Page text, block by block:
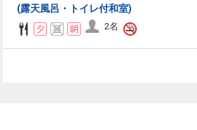
(露天風呂・トイレ付和室)
2名